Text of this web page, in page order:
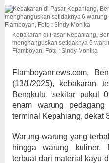
Kebakaran di Pasar Kepahiang,
menghanguskan setidaknya 6
Flamboyan, Foto : Sindy Monika
Flamboyannews.com,
(13/1/2025), kebakaran
Bengkulu, sekitar pukul
enam warung
terminal Kepahiang, dekat
Warung-warung yang
hingga warung kuliner.
terbuat dari material kayu